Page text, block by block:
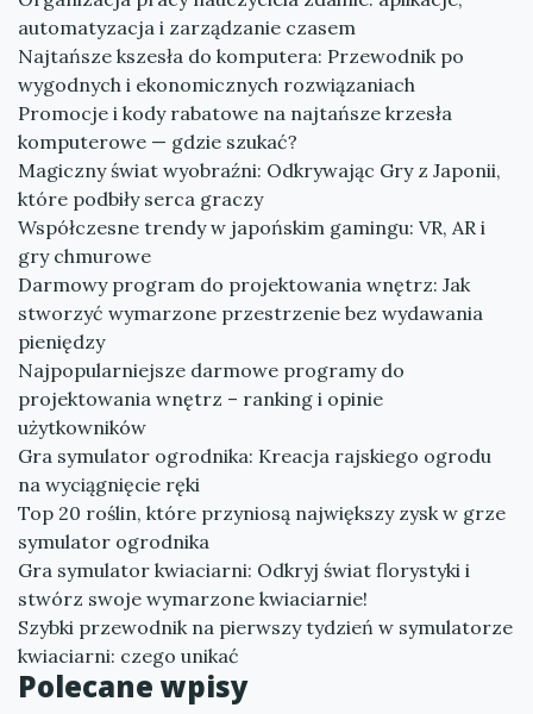
automatyzacja i zarządzanie czasem
Najtańsze kszesła do komputera: Przewodnik po
wygodnych i ekonomicznych rozwiązaniach
Promocje i kody rabatowe na najtańsze krzesła
komputerowe — gdzie szukać?
Magiczny świat wyobraźni: Odkrywając Gry z Japonii,
które podbiły serca graczy
Współczesne trendy w japońskim gamingu: VR, AR i
gry chmurowe
Darmowy program do projektowania wnętrz: Jak
stworzyć wymarzone przestrzenie bez wydawania
pieniędzy
Najpopularniejsze darmowe programy do
projektowania wnętrz – ranking i opinie
użytkowników
Gra symulator ogrodnika: Kreacja rajskiego ogrodu
na wyciągnięcie ręki
Top 20 roślin, które przyniosą największy zysk w grze
symulator ogrodnika
Gra symulator kwiaciarni: Odkryj świat florystyki i
stwórz swoje wymarzone kwiaciarnie!
Szybki przewodnik na pierwszy tydzień w symulatorze
kwiaciarni: czego unikać
Polecane wpisy